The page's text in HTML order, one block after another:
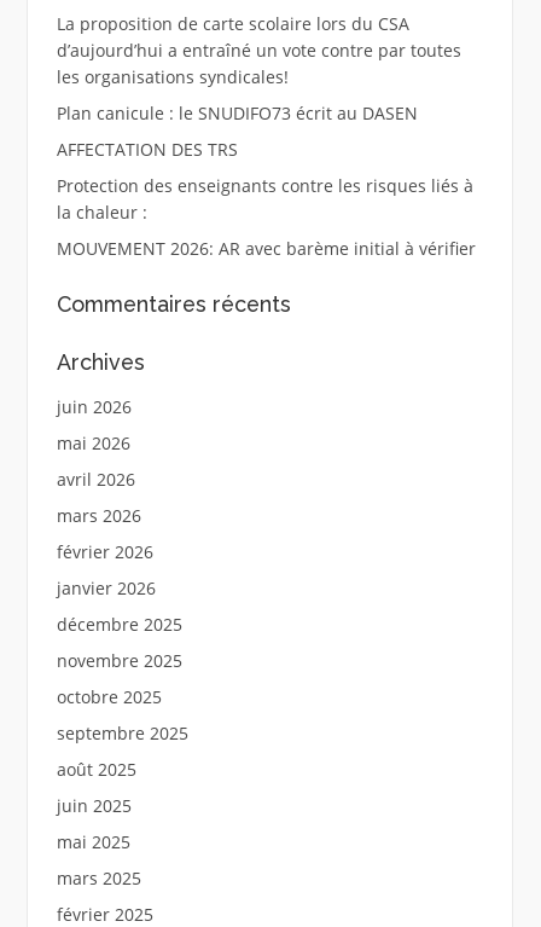
La proposition de carte scolaire lors du CSA
d’aujourd’hui a entraîné un vote contre par toutes
les organisations syndicales!
Plan canicule : le SNUDIFO73 écrit au DASEN
AFFECTATION DES TRS
Protection des enseignants contre les risques liés à
la chaleur :
MOUVEMENT 2026: AR avec barème initial à vérifier
Commentaires récents
Archives
juin 2026
mai 2026
avril 2026
mars 2026
février 2026
janvier 2026
décembre 2025
novembre 2025
octobre 2025
septembre 2025
août 2025
juin 2025
mai 2025
mars 2025
février 2025